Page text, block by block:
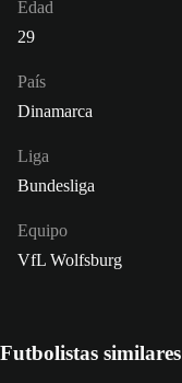
Edad
29
País
Dinamarca
Liga
Bundesliga
Equipo
VfL Wolfsburg
Futbolistas similares